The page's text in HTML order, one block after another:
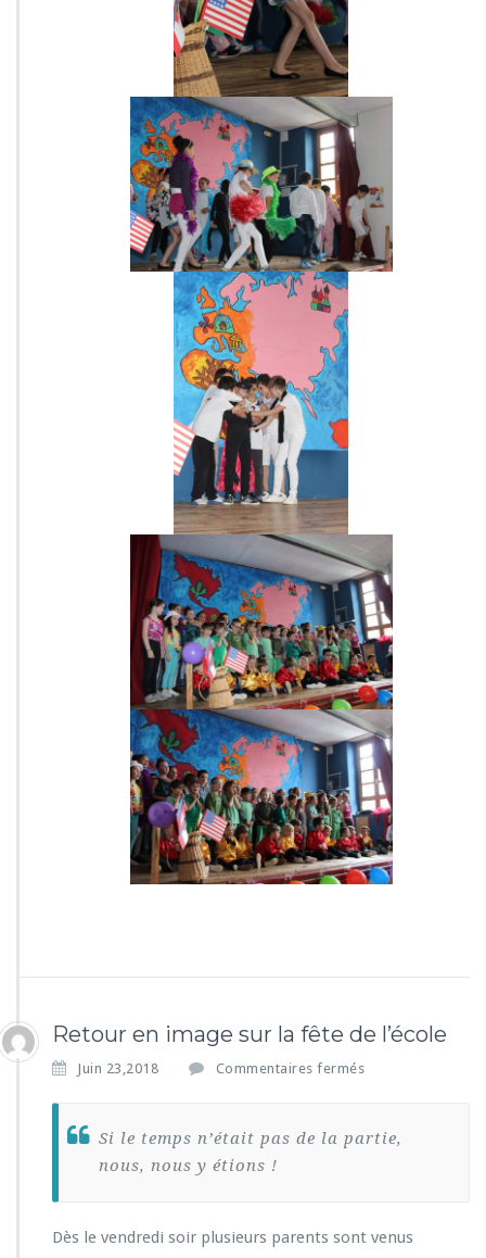
Retour en image sur la fête de l’école
Juin 23,2018 Commentaires fermés
R
r
Si le temps n’était pas de la partie,
nous, nous y étions !
Dès le vendredi soir plusieurs parents sont venus